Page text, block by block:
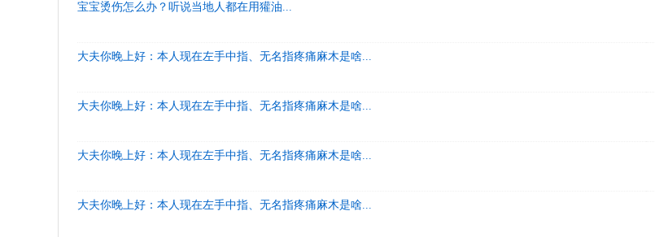
宝宝烫伤怎么办？听说当地人都在用獾油...
大夫你晚上好：本人现在左手中指、无名指疼痛麻木是啥...
大夫你晚上好：本人现在左手中指、无名指疼痛麻木是啥...
大夫你晚上好：本人现在左手中指、无名指疼痛麻木是啥...
大夫你晚上好：本人现在左手中指、无名指疼痛麻木是啥...